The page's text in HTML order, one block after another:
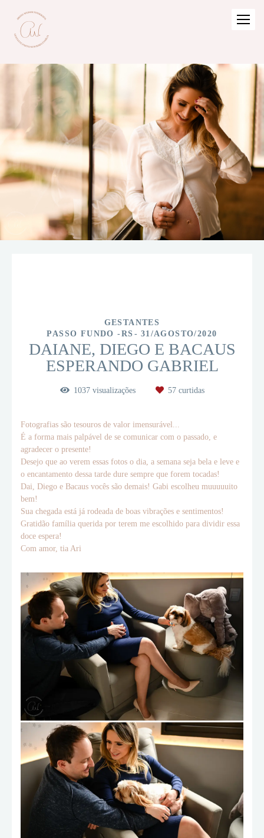
GESTANTES
PASSO FUNDO -RS
31/AGOSTO/2020
DAIANE, DIEGO E BACAUS
ESPERANDO GABRIEL
1037visualizações 57curtidas
Fotografias são tesouros de valor imensurável...
É a forma mais palpável de se comunicar com o passado, e
agradecer o presente!
Desejo que ao verem essas fotos o dia, a semana seja bela e leve e
o encantamento dessa tarde dure sempre que forem tocadas!
Dai, Diego e Bacaus vocês são demais! Gabi escolheu muuuuuito
bem!
Sua chegada está já rodeada de boas vibrações e sentimentos!
Gratidão família querida por terem me escolhido para dividir essa
doce espera!
Com amor, tia Ari